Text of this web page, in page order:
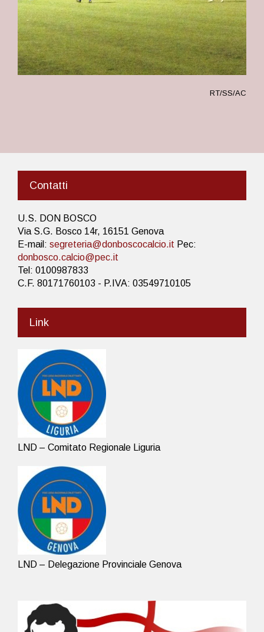
RT/SS/AC
Contatti
U.S. DON BOSCO
Via S.G. Bosco 14r, 16151 Genova
E-mail: segreteria@donboscocalcio.it Pec:
donbosco.calcio@pec.it
Tel: 0100987833
C.F. 80171760103 - P.IVA: 03549710105
Link
LND – Comitato Regionale Liguria
LND – Delegazione Provinciale Genova